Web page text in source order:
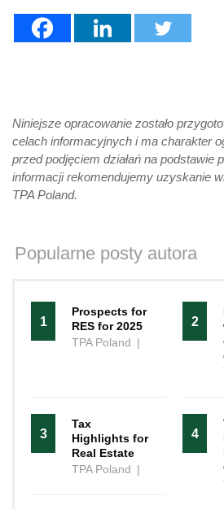
Niniejsze opracowanie zostało
celach informacyjnych i ma charakter
przed podjęciem działań na podstawie
informacji rekomendujemy uzyskanie
TPA Poland.
Popularne posty autora
1
Prospects for
RES for 2025
TPA Poland |
2
3
Tax
Highlights for
Real Estate
TPA Poland |
4